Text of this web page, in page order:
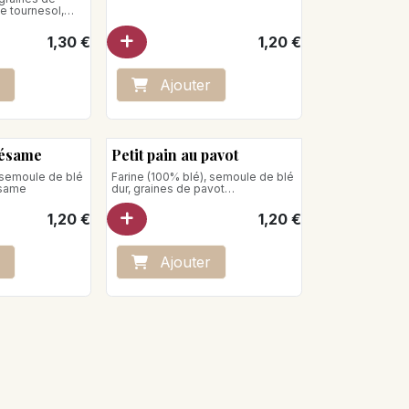
tournesol,
d'avoine
1,30€
Stocker à l'abri de la chaleur et de
l'humidité
1,20€
Ajouter
de blé
1,20€
Petit pain au pavot
Farine (100% blé), semoule de blé
dur, graines de pavot
Poids net : 75 g
1,20€
Ajouter